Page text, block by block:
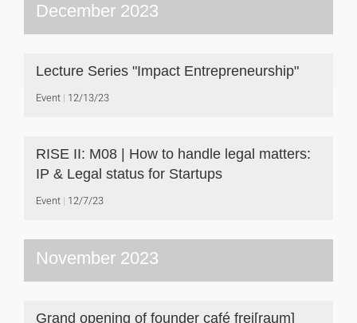
December 2023
Lecture Series "Impact Entrepreneurship"
Event 12/13/23
RISE II: M08 | How to handle legal matters:
IP & Legal status for Startups
Event 12/7/23
November 2023
Grand opening of founder café frei[raum]